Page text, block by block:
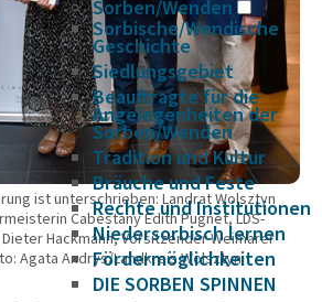
Sorben/Wenden
Sorbische/Wendische
Geschichte
Siedlungsgebiet
Beauftragte für die
Angelegenheiten der
Sorben/Wenden
Tradition und Kultur
Bräuche und Feste
Rechte und Institutionen
Niedersorbisch lernen
Fördermöglichkeiten
DIE SORBEN SPINNEN
ist unterschrieben: Landrat Wolsztyn
Cabestany Edith Pugnet, LDS-
Hackmann, Vorsitzender Weimarer
Agata Andrys/Landkreis Wolsztyn